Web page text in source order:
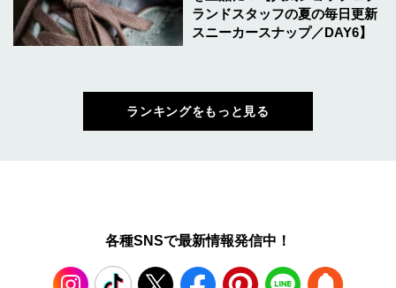
ランドスタッフの夏の毎日更新
スニーカースナップ／DAY6】
ランキングをもっと見る
各種SNSで最新情報発信中！